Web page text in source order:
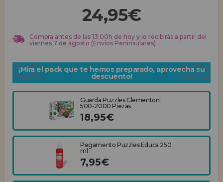
24,95€
Compra antes de las 13:00h de hoy y lo recibirás a partir del
viernes 7 de agosto (Envíos Peninsulares)
¡Mira el pack que te hemos preparado, aprovecha su
descuento!
Guarda Puzzles Clementoni
500-2000 Piezas
18,95€
Pegamento Puzzles Educa 250
ml
7,95€